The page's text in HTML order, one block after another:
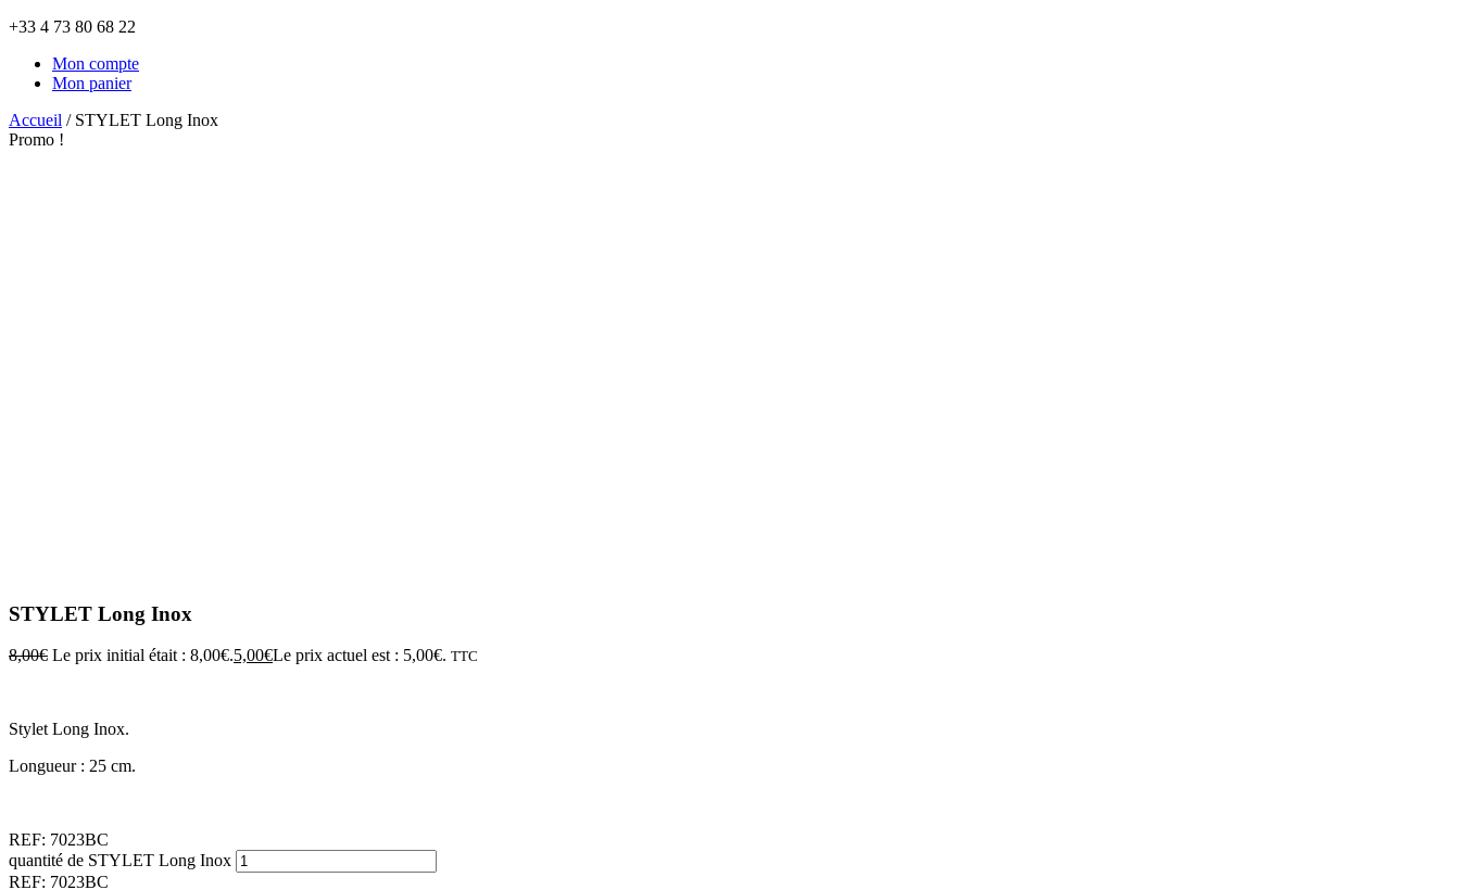
+33 4 73 80 68 22
Mon compte
Mon panier
Accueil / STYLET Long Inox
Promo !
STYLET Long Inox
8,00€ Le prix initial était : 8,00€.5,00€Le prix actuel est : 5,00€. TTC
Stylet Long Inox.
Longueur : 25 cm.
REF: 7023BC
quantité de STYLET Long Inox
REF: 7023BC